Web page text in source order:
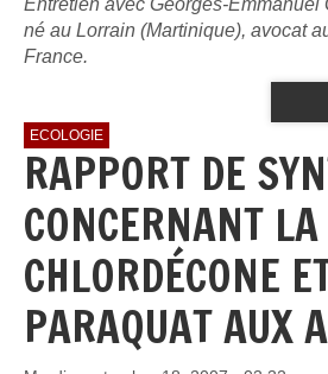
Entretien avec Georges-Emmanuel
né au Lorrain (Martinique), avocat
France.
ECOLOGIE
RAPPORT DE
CONCERNANT LA
CHLORDÉCONE
PARAQUAT AUX